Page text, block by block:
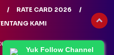
Yuk Follow Channel
RATE CARD 2026
KAMI
GRUP - ALL RIGHTS RESERVED